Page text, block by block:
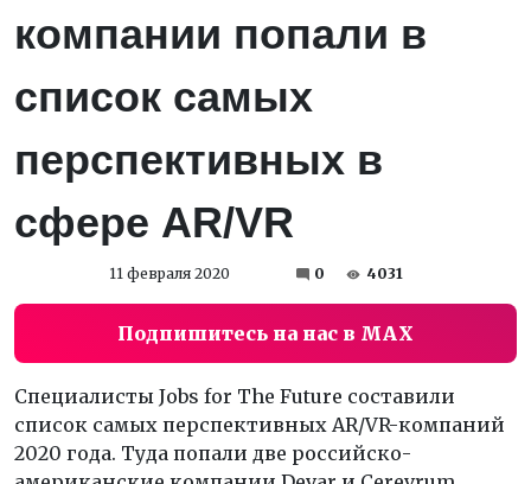
компании попали в
список самых
перспективных в
сфере AR/VR
11 февраля 2020 0 4031
Подпишитесь на нас в MAX
Специалисты Jobs for The Future составили
список самых перспективных AR/VR-компаний
2020 года. Туда попали две российско-